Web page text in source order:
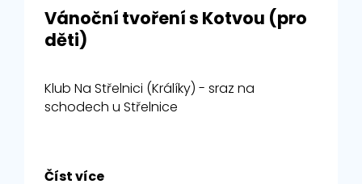
Vánoční tvoření s Kotvou (pro
děti)
Klub Na Střelnici (Králíky) - sraz na
schodech u Střelnice
Číst více